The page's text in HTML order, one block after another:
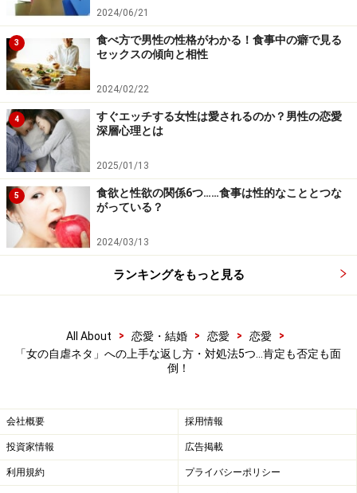
な思考を断ち切ってあげることができるかも。
リンク： 「ガンバリ屋さん」の心を駆り立てる5つの言葉 [ストレス] All About
執筆ガイド 大美賀 直子
5.自分が「破滅型人間」にはまりやすいタ
イプなら、距離を置く
距離を置く
「自己否定発言が多い」という特徴のある“破滅型人
間”にはまりやすいタイプの人がいます。あなたがもしそ
ほうがいいかも……。
リンク： もう、足を引っ張られない！ “破滅型人間”の見分け方 [離婚] All About
執筆ガイド 岡野 あつこ
【関連記事】
2024/06/21
3
食べ方で男性の性格がわかる！食事中の癖で見る
セックスの傾向と相性
2024/02/22
4
すぐエッチする女性は愛されるのか？男性の恋愛
深層心理とは
2025/01/13
5
食欲と性欲の関係6つ……食事は性的なこととつな
がっている？
2024/03/13
ランキングをもっと見る
All About > 恋愛・結婚 > 恋愛 > 恋愛
>
「女の自虐ネタ」への上手な返し方・対処法5つ…肯定も否定も面
倒！
会社概要 採用情報
投資家情報 広告掲載
利用規約 プライバシーポリシー